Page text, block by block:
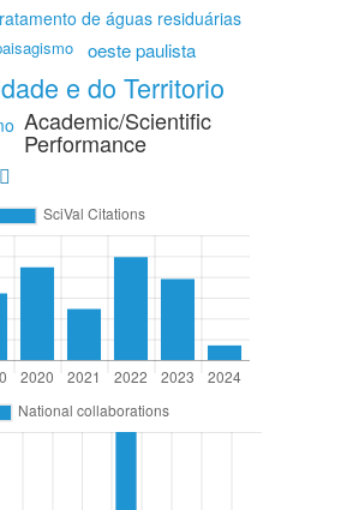
de águas residuárias
oeste paulista
e do Territorio
Academic/Scientific
Performance